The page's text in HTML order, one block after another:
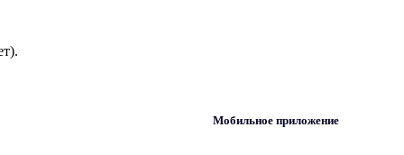
Мобильное приложение